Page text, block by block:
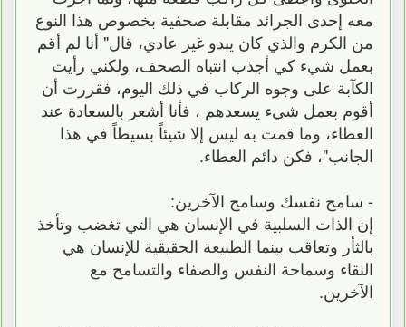
معه إحدى الجرائد مقابلة صحفية بخصوص هذا النوع
من الكرم والذي كان يبدو غير عادي، قال" أنا لم أقم
بعمل شيء كي أجذب انتباه الصحف، ولكني رأيت
الكآبة على وجوه الركاب في ذلك اليوم، فقررت أن
أقوم بعمل شيء يسعدهم ، فأنا أشعر بالسعادة عند
العطاء، وما قمت به ليس إلا شيئاً بسيطاً في هذا
الجانب"، فكن دائم العطاء.
- سامح نفسك وسامح الآخرين:
إن الذات السلبية في الإنسان هي التي تغضب وتأخذ
بالثأر وتعاقب بينما الطبيعة الحقيقية للإنسان هي
النقاء وسماحة النفس والصفاء والتسامح مع
الآخرين.